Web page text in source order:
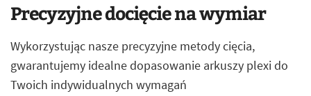
Precyzyjne docięcie na wymiar
Wykorzystując nasze precyzyjne metody cięcia,
gwarantujemy idealne dopasowanie arkuszy plexi do
Twoich indywidualnych wymagań